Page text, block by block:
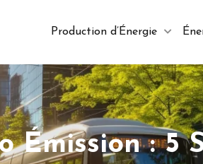
Production d’Énergie
Émission : 5